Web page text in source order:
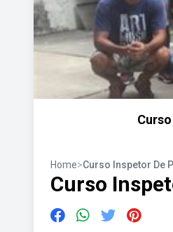
Home>Curso Inspetor De
Curso